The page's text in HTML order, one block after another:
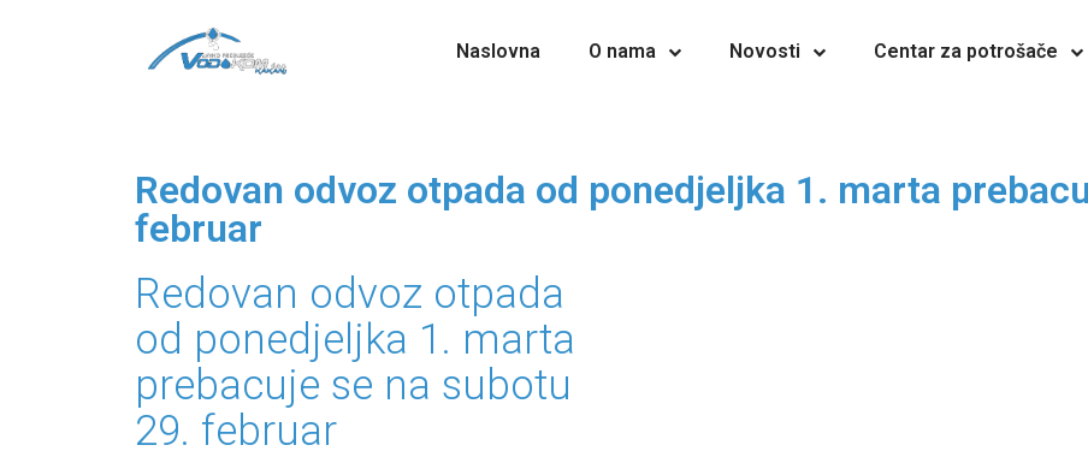
Naslovna O nama Novosti Centar za potrošače
Redovan odvoz otpada od ponedjeljka 1. marta
februar
Redovan odvoz otpada
od ponedjeljka 1. marta
prebacuje se na subotu
29. februar